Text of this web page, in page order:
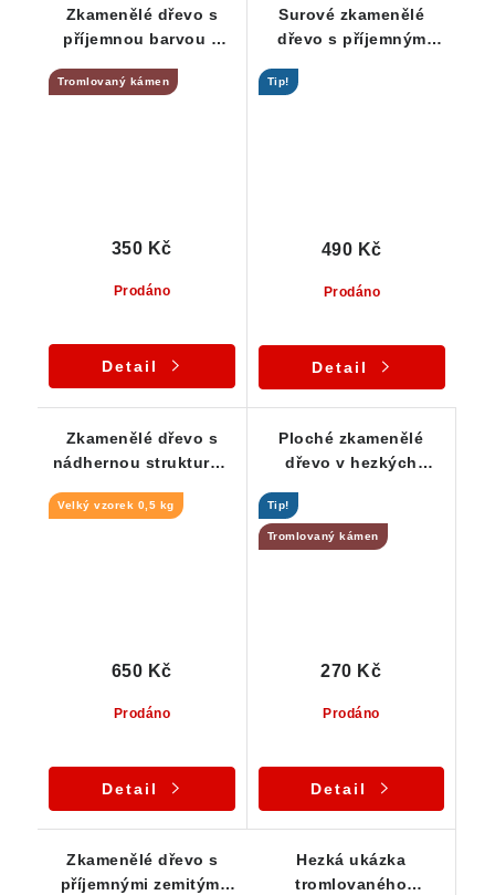
Zkamenělé dřevo s
příjemnou barvou a
tromlovaný kamínek
Tromlovaný kámen
Prodáno
350 Kč
Detail
Surové zkamenělé
dřevo s příjemným
Tip!
Prodáno
490 Kč
Detail
Zkamenělé dřevo s
nádhernou strukturou
Velký vzorek 0,5 kg
Prodáno
650 Kč
Detail
Ploché zkamenělé
dřevo v hezkých
Tip!
Tromlovaný kámen
Prodáno
270 Kč
Detail
Zkamenělé dřevo s
příjemnými zemitými
Hezká ukázka
tromlovaného